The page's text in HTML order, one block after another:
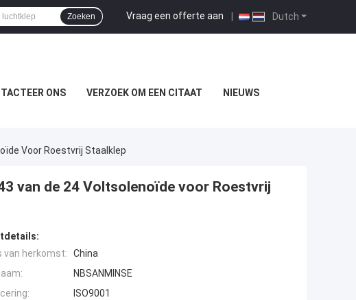
Dutch
Vraag een offerte aan |
Zoeken
ONS VERZOEK OM EEN CITAAT NIEUWS
Voor Roestvrij Staalklep
van de 24 Voltsolenoïde voor Roestvrij
van herkomst:
China
NBSANMINSE
ISO9001